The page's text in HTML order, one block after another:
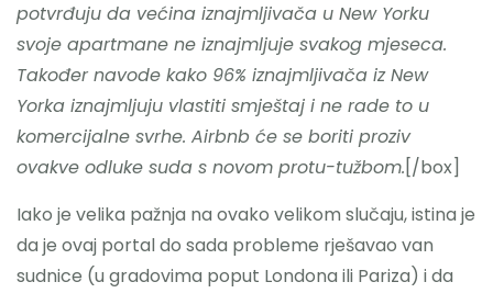
Započni Danas
Nazovite
potvrđuju da većina iznajmljivača u New Yorku
svoje apartmane ne iznajmljuje svakog mjeseca.
Također navode kako 96% iznajmljivača iz New
Yorka iznajmljuju vlastiti smještaj i ne rade to u
komercijalne svrhe. Airbnb će se boriti proziv
ovakve odluke suda s novom protu-tužbom.[/box]
Iako je velika pažnja na ovako velikom slučaju, istina je
da je ovaj portal do sada probleme rješavao van
sudnice (u gradovima poput Londona ili Pariza) i da